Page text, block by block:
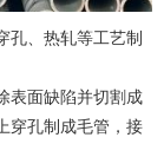
孔、热轧等工艺制
表面缺陷并切割成
穿孔制成毛管，接